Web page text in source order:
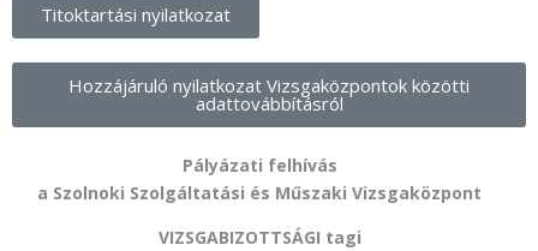
Titoktartási nyilatkozat
Hozzájáruló nyilatkozat Vizsgaközpontok közötti
adattovábbításról
Pályázati felhívás
a Szolnoki Szolgáltatási és Műszaki Vizsgaközpont
VIZSGABIZOTTSÁGI tagi